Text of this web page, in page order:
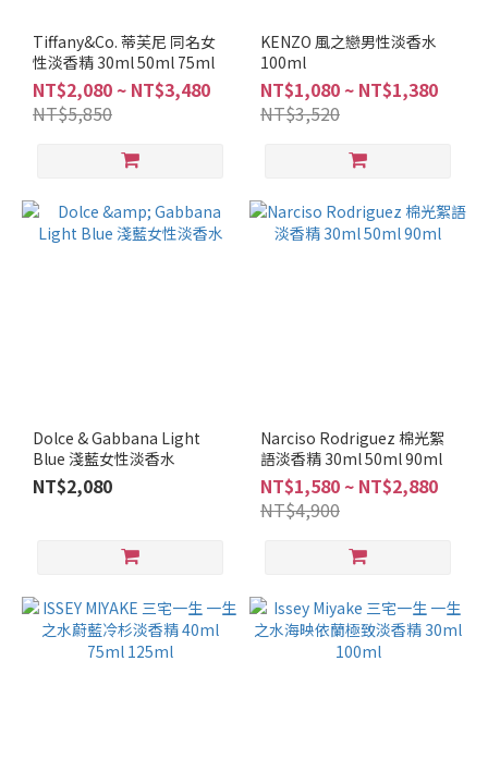
Tiffany&Co. 蒂芙尼 同名女
性淡香精 30ml 50ml 75ml
NT$2,080 ~ NT$3,480
NT$5,850
KENZO 風之戀男性淡香水
100ml
NT$1,080 ~ NT$1,380
NT$3,520
Dolce & Gabbana Light
Blue 淺藍女性淡香水
NT$2,080
Narciso Rodriguez 棉光絮
語淡香精 30ml 50ml 90ml
NT$1,580 ~ NT$2,880
NT$4,900